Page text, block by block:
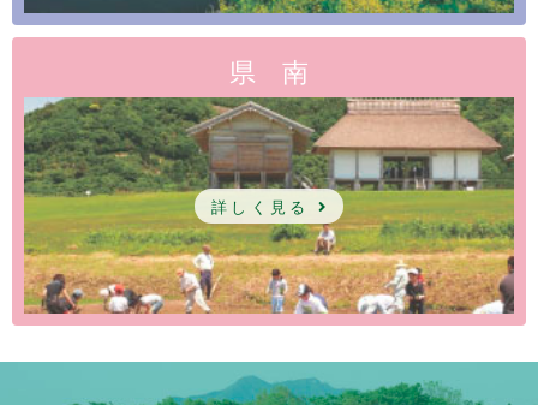
県 南
詳しく見る